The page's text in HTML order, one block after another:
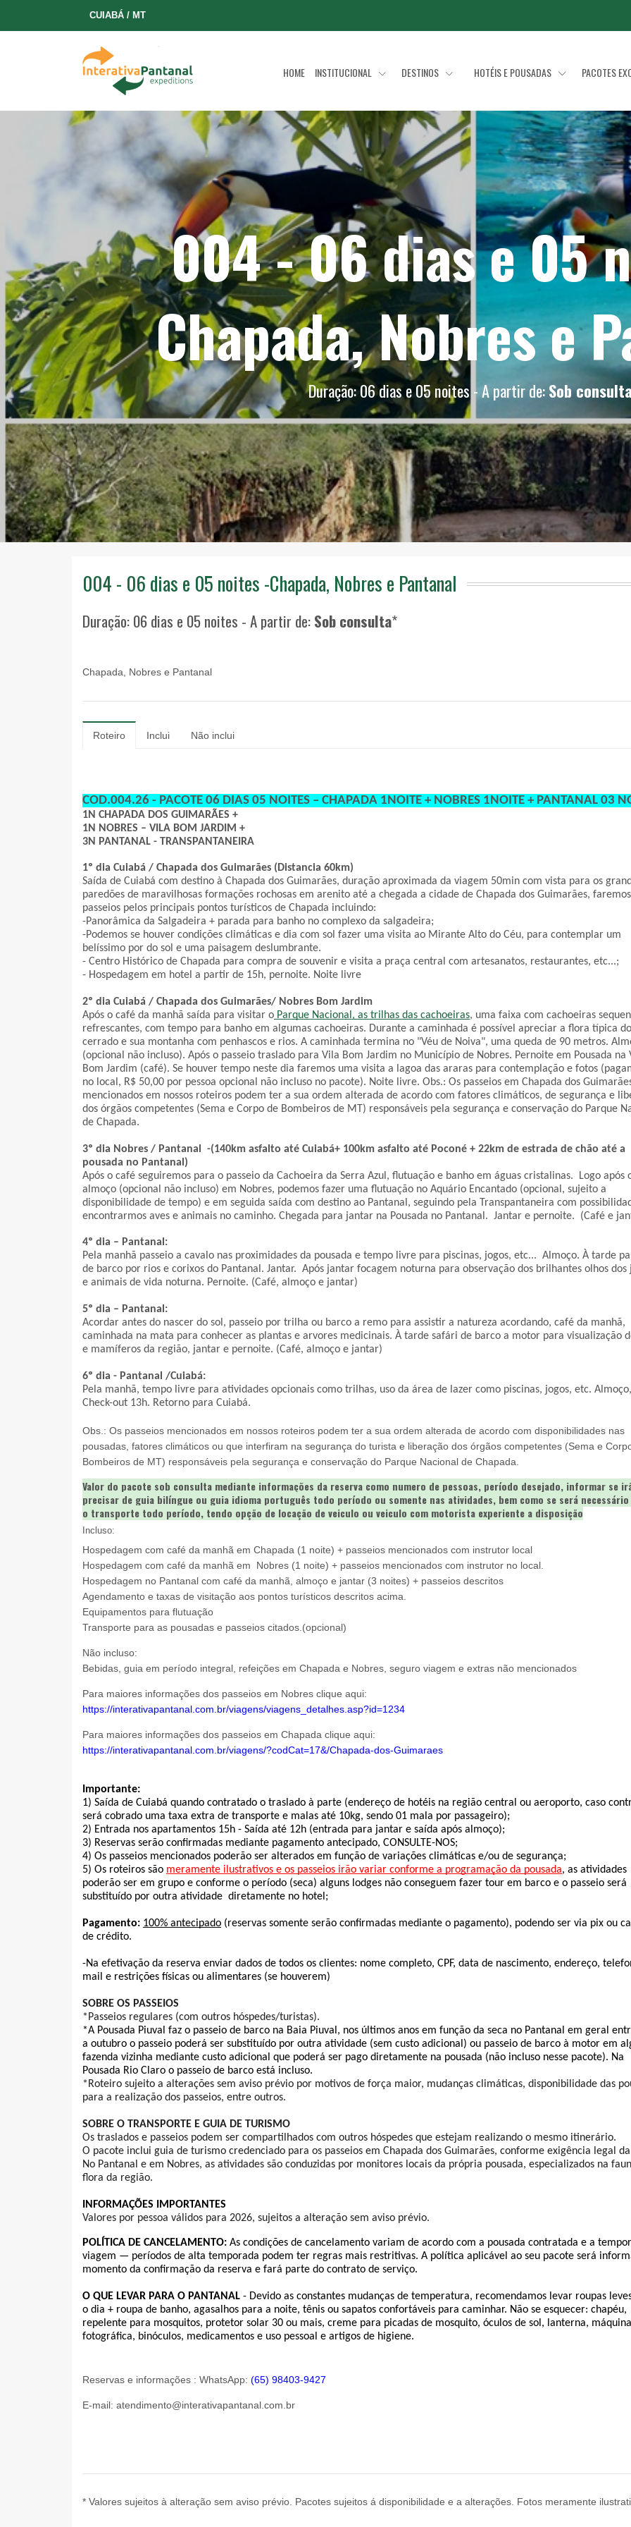
CUIABÁ / MT
HOME INSTITUCIONAL DESTINOS HOTÉIS E POUSADAS PACOTES
004 - 06 dias e 05
Chapada, Nobres e
Duração: 06 dias e 05 noites - A partir de:Sob
004 - 06 dias e 05 noites -Chapada, Nobres e Pantanal
Duração: 06 dias e 05 noites - A partir de:Sob consulta*
Chapada, Nobres e Pantanal
Roteiro Inclui Não inclui
COD.004.26 - PACOTE 06 DIAS 05 NOITES – CHAPADA 1NOITE + NOBRES 1NOITE + PANTANAL 03
1N CHAPADA DOS GUIMARÃES +
1N NOBRES – VILA BOM JARDIM +
3N PANTANAL - TRANSPANTANEIRA
1º dia Cuiabá / Chapada dos Guimarães (Distancia 60km)
Saída de Cuiabá com destino à Chapada dos Guimarães, duração aproximada da viagem 50min com vista para os
paredões de maravilhosas formações rochosas em arenito até a chegada a cidade de Chapada dos Guimarães, faremos
passeios pelos principais pontos turísticos de Chapada incluindo:
-Panorâmica da Salgadeira + parada para banho no complexo da salgadeira;
-Podemos se houver condições climáticas e dia com sol fazer uma visita ao Mirante Alto do Céu, para contemplar um
belíssimo por do sol e uma paisagem deslumbrante.
- Centro Histórico de Chapada para compra de souvenir e visita a praça central com artesanatos, restaurantes, etc...;
- Hospedagem em hotel a partir de 15h, pernoite. Noite livre
2º dia Cuiabá / Chapada dos Guimarães/ Nobres Bom Jardim
Após o café da manhã saída para visitar o Parque Nacional, as trilhas das cachoeiras, uma faixa com cachoeiras
refrescantes, com tempo para banho em algumas cachoeiras. Durante a caminhada é possível apreciar a flora típica do
cerrado e sua montanha com penhascos e rios. A caminhada termina no "Véu de Noiva", uma queda de 90 metros.
(opcional não incluso). Após o passeio traslado para Vila Bom Jardim no Município de Nobres. Pernoite em Pousada na
Bom Jardim (café). Se houver tempo neste dia faremos uma visita a lagoa das araras para contemplação e fotos
no local, R$ 50,00 por pessoa opcional não incluso no pacote). Noite livre. Obs.: Os passeios em Chapada dos
mencionados em nossos roteiros podem ter a sua ordem alterada de acordo com fatores climáticos, de segurança e
dos órgãos competentes (Sema e Corpo de Bombeiros de MT) responsáveis pela segurança e conservação do Parque
de Chapada.
3º dia Nobres / Pantanal  -(140km asfalto até Cuiabá+ 100km asfalto até Poconé + 22km de estrada de chão até a
pousada no Pantanal)
Após o café seguiremos para o passeio da Cachoeira da Serra Azul, flutuação e banho em águas cristalinas.  Logo após
almoço (opcional não incluso) em Nobres, podemos fazer uma flutuação no Aquário Encantado (opcional, sujeito a
disponibilidade de tempo) e em seguida saída com destino ao Pantanal, seguindo pela Transpantaneira com
encontrarmos aves e animais no caminho. Chegada para jantar na Pousada no Pantanal.  Jantar e pernoite.  (Café e
4º dia – Pantanal:
Pela manhã passeio a cavalo nas proximidades da pousada e tempo livre para piscinas, jogos, etc...  Almoço. À tarde
de barco por rios e corixos do Pantanal. Jantar.  Após jantar focagem noturna para observação dos brilhantes olhos dos
e animais de vida noturna. Pernoite. (Café, almoço e jantar)
5º dia – Pantanal:
Acordar antes do nascer do sol, passeio por trilha ou barco a remo para assistir a natureza acordando, café da manhã,
caminhada na mata para conhecer as plantas e arvores medicinais. À tarde safári de barco a motor para visualização
e mamíferos da região, jantar e pernoite. (Café, almoço e jantar)
6º dia - Pantanal /Cuiabá:
Pela manhã, tempo livre para atividades opcionais como trilhas, uso da área de lazer como piscinas, jogos, etc. Almoço,
Check-out 13h. Retorno para Cuiabá.
Obs.: Os passeios mencionados em nossos roteiros podem ter a sua ordem alterada de acordo com disponibilidades nas
pousadas, fatores climáticos ou que interfiram na segurança do turista e liberação dos órgãos competentes (Sema e
Bombeiros de MT) responsáveis pela segurança e conservação do Parque Nacional de Chapada.
Valor do pacote sob consulta mediante informações da reserva como numero de pessoas, período desejado, informar se
precisar de guia bilíngue ou guia idioma português todo período ou somente nas atividades, bem como se será
o transporte todo período, tendo opção de locação de veiculo ou veiculo com motorista experiente a disposição
Incluso:
Hospedagem com café da manhã em Chapada (1 noite) + passeios mencionados com instrutor local
Hospedagem com café da manhã em Nobres (1 noite) + passeios mencionados com instrutor no local.
Hospedagem no Pantanal com café da manhã, almoço e jantar (3 noites) + passeios descritos
Agendamento e taxas de visitação aos pontos turísticos descritos acima.
Equipamentos para flutuação
Transporte para as pousadas e passeios citados.(opcional)
Não incluso:
Bebidas, guia em período integral, refeições em Chapada e Nobres, seguro viagem e extras não mencionados
Para maiores informações dos passeios em Nobres clique aqui:
https://interativapantanal.com.br/viagens/viagens_detalhes.asp?id=1234
Para maiores informações dos passeios em Chapada clique aqui:
https://interativapantanal.com.br/viagens/?codCat=17&/Chapada-dos-Guimaraes
Importante:
1) Saída de Cuiabá quando contratado o traslado à parte (endereço de hotéis na região central ou aeroporto, caso
será cobrado uma taxa extra de transporte e malas até 10kg, sendo 01 mala por passageiro);
2) Entrada nos apartamentos 15h - Saída até 12h (entrada para jantar e saída após almoço);
3) Reservas serão confirmadas mediante pagamento antecipado, CONSULTE-NOS;
4) Os passeios mencionados poderão ser alterados em função de variações climáticas e/ou de segurança;
5) Os roteiros são meramente ilustrativos e os passeios irão variar conforme a programação da pousada, as atividades
poderão ser em grupo e conforme o período (seca) alguns lodges não conseguem fazer tour em barco e o passeio será
substituído por outra atividade  diretamente no hotel;
Pagamento: 100% antecipado (reservas somente serão confirmadas mediante o pagamento), podendo ser via pix ou
de crédito.
-Na efetivação da reserva enviar dados de todos os clientes: nome completo, CPF, data de nascimento, endereço,
mail e restrições físicas ou alimentares (se houverem)
SOBRE OS PASSEIOS
*Passeios regulares (com outros hóspedes/turistas).
*A Pousada Piuval faz o passeio de barco na Baia Piuval, nos últimos anos em função da seca no Pantanal em geral
a outubro o passeio poderá ser substituído por outra atividade (sem custo adicional) ou passeio de barco à motor em
fazenda vizinha mediante custo adicional que poderá ser pago diretamente na pousada (não incluso nesse pacote). Na
Pousada Rio Claro o passeio de barco está incluso.
*Roteiro sujeito a alterações sem aviso prévio por motivos de força maior, mudanças climáticas, disponibilidade das
para a realização dos passeios, entre outros.
SOBRE O TRANSPORTE E GUIA DE TURISMO
Os traslados e passeios podem ser compartilhados com outros hóspedes que estejam realizando o mesmo itinerário.
O pacote inclui guia de turismo credenciado para os passeios em Chapada dos Guimarães, conforme exigência legal
No Pantanal e em Nobres, as atividades são conduzidas por monitores locais da própria pousada, especializados na
flora da região.
INFORMAÇÕES IMPORTANTES
Valores por pessoa válidos para 2026, sujeitos a alteração sem aviso prévio.
POLÍTICA DE CANCELAMENTO: As condições de cancelamento variam de acordo com a pousada contratada e a
viagem — períodos de alta temporada podem ter regras mais restritivas. A política aplicável ao seu pacote será
momento da confirmação da reserva e fará parte do contrato de serviço.
O QUE LEVAR PARA O PANTANAL - Devido as constantes mudanças de temperatura, recomendamos levar roupas
o dia + roupa de banho, agasalhos para a noite, tênis ou sapatos confortáveis para caminhar. Não se esquecer: chapéu,
repelente para mosquitos, protetor solar 30 ou mais, creme para picadas de mosquito, óculos de sol, lanterna, máquina
fotográfica, binóculos, medicamentos e uso pessoal e artigos de higiene.
Reservas e informações : WhatsApp: (65) 98403-9427
E-mail: atendimento@interativapantanal.com.br
* Valores sujeitos à alteração sem aviso prévio. Pacotes sujeitos á disponibilidade e a alterações. Fotos meramente